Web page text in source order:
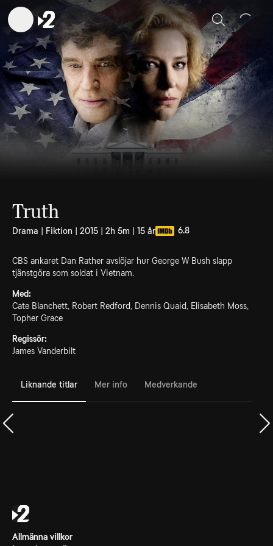
Sök
Truth
Drama | Fiktion | 2015 | 2h 5m | 15 år 6.8
CBS ankaret Dan Rather avslöjar hur George W Bush slapp
tjänstgöra som soldat i Vietnam.
Med:
Cate Blanchett, Robert Redford, Dennis Quaid, Elisabeth Moss,
Topher Grace
Regissör:
James Vanderbilt
Liknande titlar Mer info Medverkande
Allmänna villkor